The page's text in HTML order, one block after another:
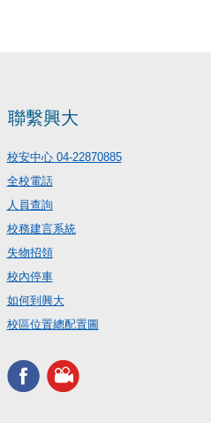
聯繫興大
校安中心 04-22870885
全校電話
人員查詢
校務建言系統
失物招領
校內停車
如何到興大
校區位置總配置圖